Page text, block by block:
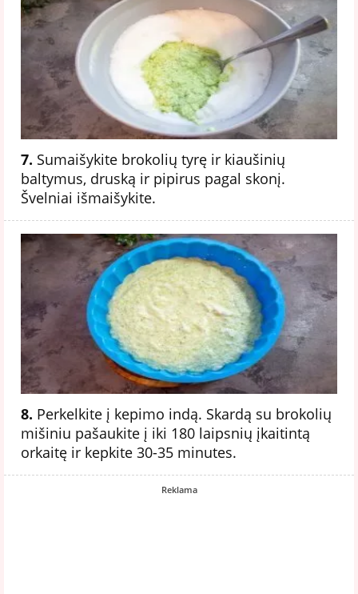
7. Sumaišykite brokolių tyrę ir kiaušinių
baltymus, druską ir pipirus pagal skonį.
Švelniai išmaišykite.
8. Perkelkite į kepimo indą. Skardą su brokolių
mišiniu pašaukite į iki 180 laipsnių įkaitintą
orkaitę ir kepkite 30-35 minutes.
Reklama